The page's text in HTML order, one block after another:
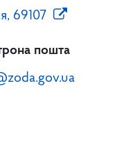
69107
пошта